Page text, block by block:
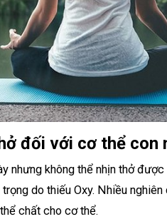
đối với cơ thể con
nhưng không thể nhịn thở
do thiếu Oxy. Nhiều
chất cho cơ thể.